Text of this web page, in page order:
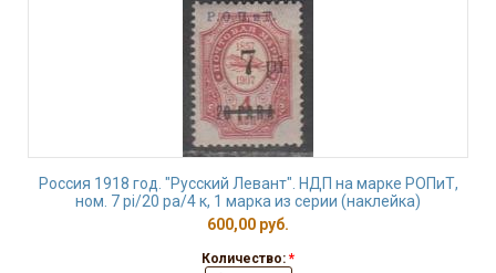
Россия 1918 год. "Русский Левант". НДП на марке РОПиТ,
ном. 7 pi/20 pa/4 к, 1 марка из серии (наклейка)
600,00 руб.
Количество: *